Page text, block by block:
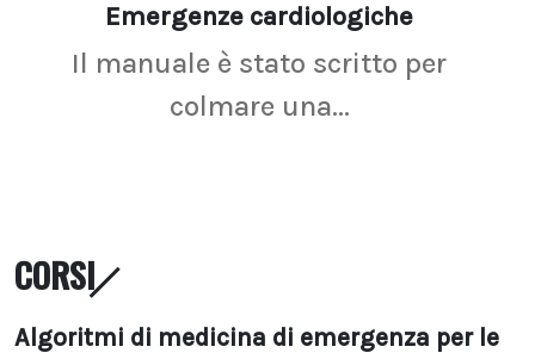
Emergenze cardiologiche
Il manuale è stato scritto per
colmare una...
CORSI
Algoritmi di medicina di emergenza per le